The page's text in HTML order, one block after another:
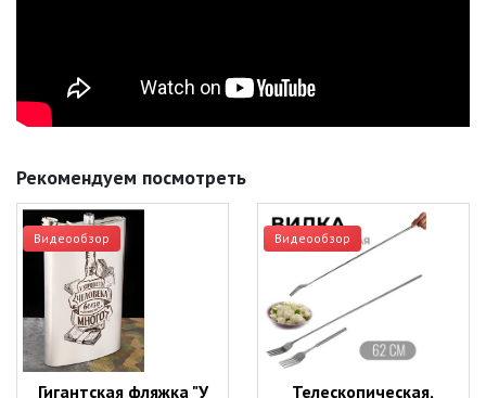
Рекомендуем посмотреть
Видеообзор
Гигантская фляжка "У
Видеообзор
Телескопическая,